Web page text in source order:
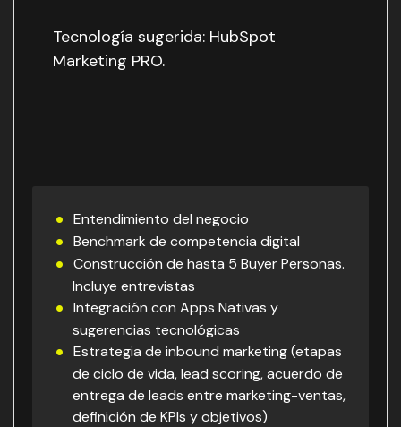
Tecnología sugerida: HubSpot
Marketing PRO.
Entendimiento del negocio
Benchmark de competencia digital
Construcción de hasta 5 Buyer Personas.
Incluye entrevistas
Integración con Apps Nativas y
sugerencias tecnológicas
Estrategia de inbound marketing (etapas
de ciclo de vida, lead scoring, acuerdo de
entrega de leads entre marketing-ventas,
definición de KPIs y objetivos)